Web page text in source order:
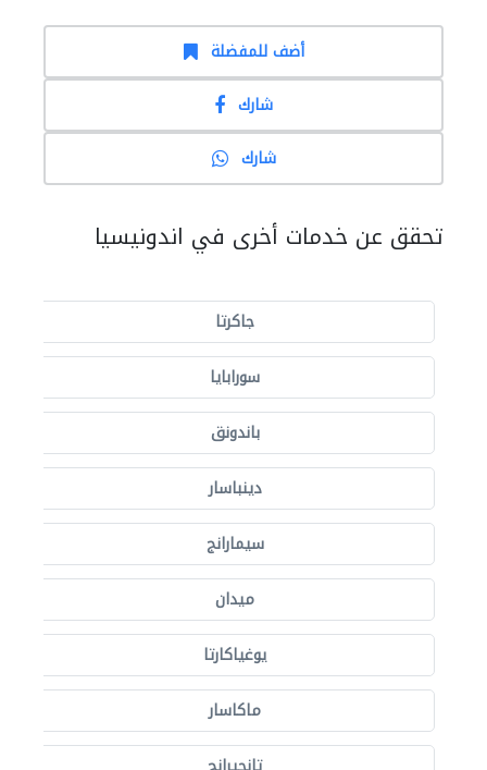
أضف للمفضلة
شارك
شارك
تحقق عن خدمات أخرى في اندونيسيا
جاكرتا
سورابايا
باندونق
دينباسار
سيمارانج
ميدان
يوغياكارتا
ماكاسار